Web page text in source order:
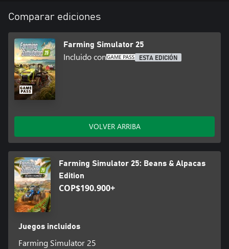
Comparar ediciones
Farming Simulator 25
Incluido con ESTA EDICIÓN
VOLVER ARRIBA
Farming Simulator 25: Beans & Alpacas
Edition
COP$190.900+
Juegos incluidos
Farming Simulator 25